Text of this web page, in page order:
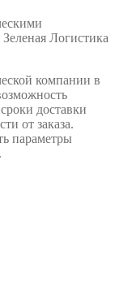
Логистика
компании в
доставки
от заказа.
параметры